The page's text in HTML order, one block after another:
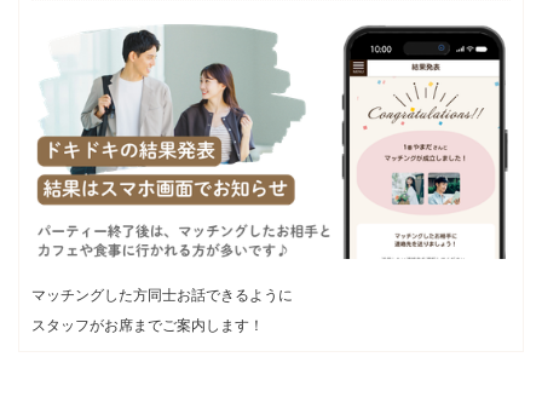
マッチングした方同士お話できるように
スタッフがお席までご案内します！